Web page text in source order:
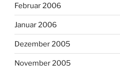
Februar 2006
Januar 2006
Dezember 2005
November 2005